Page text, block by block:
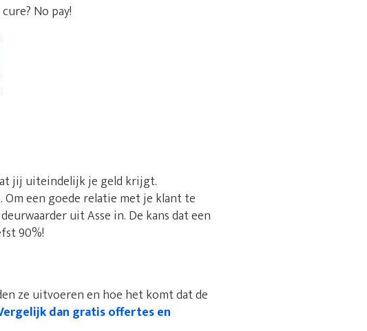
No pay!
jij uiteindelijk je geld krijgt.
een goede relatie met je klant te
uit Asse in. De kans dat een
90%!
ze uitvoeren en hoe het komt dat de
dan gratis offertes en